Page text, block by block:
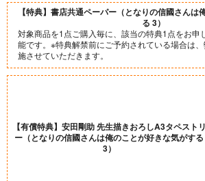
【特典】書店共通ペーパー（となりの信國さんは
る 3）
対象商品を1点ご購入毎に、該当の特典1点をお申
能です。※特典解禁前にご予約されている場合は
施させていただきます。
【有償特典】安田剛助 先生描きおろしA3タペストリ
ー（となりの信國さんは俺のことが好きな気がする
3）